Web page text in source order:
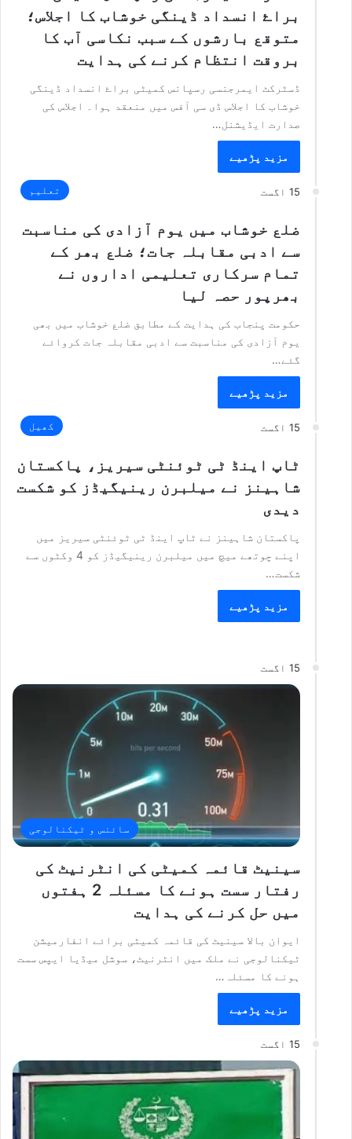
براۓ انسداد ڈینگی خوشاب کا اجلاس؛
متوقع بارشوں کے سبب نکاسی آب کا
بروقت انتظام کرنے کی ہدایت
ڈسٹرکٹ ایمرجنسی رسپانس کمیٹی براۓ انسداد ڈینگی
خوشاب کا اجلاس ڈی سی آفس میں منعقد ہوا۔ اجلاس کی
صدارت ایڈیشنل…
مزید پڑھیے
15 اگست تعلیم
ضلع خوشاب میں یوم آزادی کی مناسبت
سے ادبی مقابلہ جات؛ ضلع بھر کے
تمام سرکاری تعلیمی اداروں نے
بھرپور حصہ لیا
حکومت پنجاب کی ہدایت کے مطابق ضلع خوشاب میں بھی
یوم آزادی کی مناسبت سے ادبی مقابلہ جات کروائے
گئے…
مزید پڑھیے
15 اگست کھیل
ٹاپ اینڈ ٹی ٹوئنٹی سیریز، پاکستان
شاہینز نے میلبرن رینیگیڈز کو شکست
دیدی
پاکستان شاہینز نے ٹاپ اینڈ ٹی ٹوئنٹی سیریز میں
اپنے چوتھے میچ میں میلبرن رینیگیڈز کو 4 وکٹوں سے
شکست…
مزید پڑھیے
15 اگست
سائنس و ٹیکنالوجی
سینیٹ قائمہ کمیٹی کی انٹرنیٹ کی
رفتار سست ہونے کا مسئلہ 2 ہفتوں
میں حل کرنے کی ہدایت
ایوان بالا سینیٹ کی قائمہ کمیٹی برائے انفارمیشن
ٹیکنالوجی نے ملک میں انٹرنیٹ، سوشل میڈیا ایپس سست
ہونے کا مسئلہ…
مزید پڑھیے
15 اگست